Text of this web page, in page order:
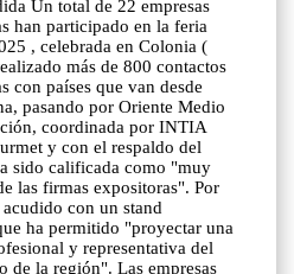
Un total de 22 empresas
han participado en la feria
, celebrada en Colonia (
más de 800 contactos
con países que van desde
pasando por Oriente Medio
coordinada por INTIA
y con el respaldo del
sido calificada como "muy
las firmas expositoras". Por
con un stand
ha permitido "proyectar una
y representativa del
de la región". Las empresas